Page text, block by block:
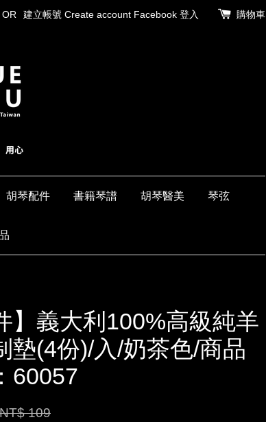
OR 建立帳號 Create account Facebook 登入 購物車
胡琴配件 書籍琴譜 胡琴醫美 琴弦
】義大利100%高級純羊
墊(4份)/入/奶茶色/商品
60057
NT$ 109